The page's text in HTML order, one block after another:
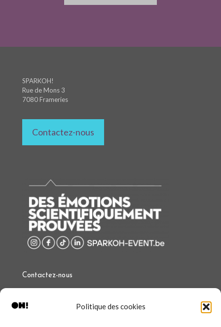
Politique des cookies
SPARKOH!
Rue de Mons 3
7080 Frameries
Contactez-nous
Contactez-nous
E : event@sparkoh.be